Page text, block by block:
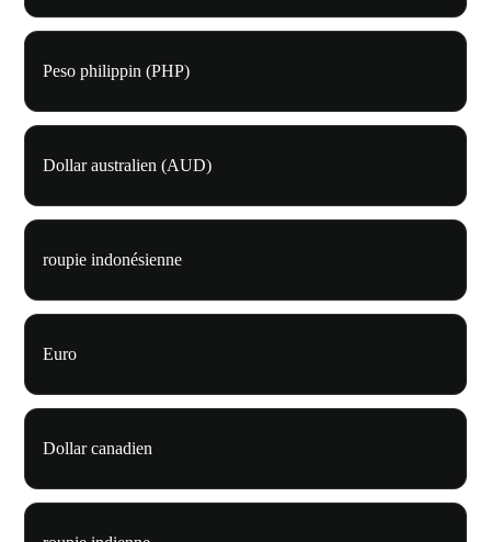
Peso philippin (PHP)
Dollar australien (AUD)
roupie indonésienne
Euro
Dollar canadien